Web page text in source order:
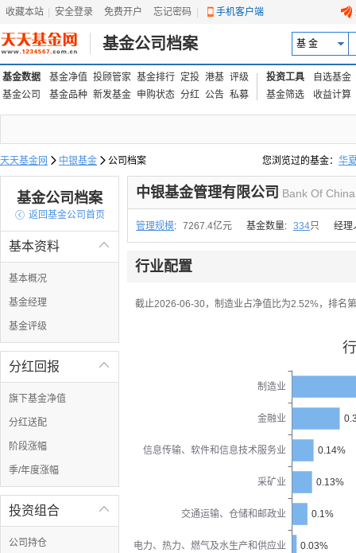
收藏本站 安全登录 免费开户 忘记密码 手机客户端
基金公司档案 基 金
基金数据 基金净值 投顾管家 基金排行 定投 港基 评级
基金公司
基金品种 新发基金 申购状态 分红 公告 私募
投资工具
自选基金
基金筛选
收益计算
天天基金网  中银基金  公司档案 您浏览过的基金： 华
易方达上证中盘ETF联
基金公司档案
 返回基金公司首页

基本资料
基本概况
基金经理
基金评级

分红回报
旗下基金净值
分红送配
阶段涨幅
季/年度涨幅

投资组合
公司持仓
中银基金管理有限公司 Bank Of
管理规模: 7267.4亿元 基金数量: 334只 经理
行业配置
截止2026-06-30，制造业占净值比为2.52%，排名
电力、热力、燃气及水生产和供应业
交通运输、仓储和邮政业
采矿业
信息传输、软件和信息技术服务业
金融业
制造业
0.03%
0.1%
0.13%
0.14%